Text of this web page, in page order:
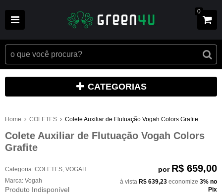
0
CATEGORIAS
Home COLETES Colete Auxiliar de Flutuação Vogah Colors Grafite
Colete Auxiliar de Flutuação Vogah Colors
Grafite
Categoria: COLETES VOGAH
Marca: Vogah
Produto Indisponível
por R$ 659,00
à vista R$ 639,23 economize 3% no
Pix